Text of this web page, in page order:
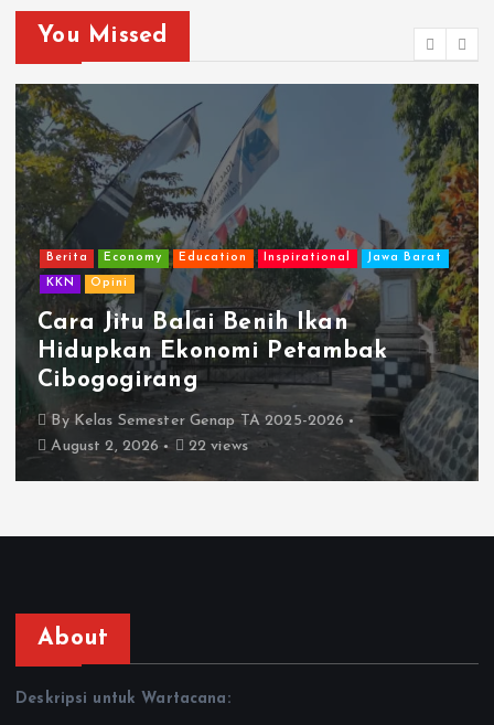
You Missed
Berita Economy Education Inspirational Jawa Barat
KKN Opini
Cara Jitu Balai Benih Ikan
Hidupkan Ekonomi Petambak
Cibogogirang
By Kelas Semester Genap TA 2025-2026
August 2, 2026
22 views
About
Deskripsi untuk Wartacana: